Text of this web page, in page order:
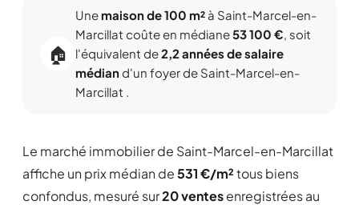
🏠
Une maison de 100 m² à Saint-Marcel-en-
Marcillat coûte en médiane53 100 €, soit
l'équivalent de2,2 années de salaire
médiand'un foyer de Saint-Marcel-en-
Marcillat .
Le marché immobilier de Saint-Marcel-en-Marcillat
affiche un prix médian de531 €/m²tous biens
confondus, mesuré sur20 ventesenregistrées au